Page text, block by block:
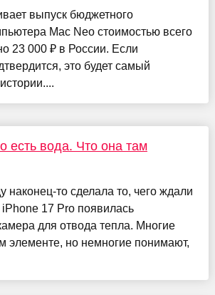
выпуск бюджетного
Mac Neo стоимостью всего
23 000 ₽ в России. Если
это будет самый
есть вода. Что она там
наконец-то сделала то, чего ждали
iPhone 17 Pro появилась
для отвода тепла. Многие
элементе, но немногие понимают,